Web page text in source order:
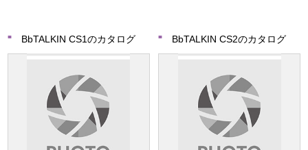
BbTALKIN CS1のカタログ BbTALKIN CS2のカタログ